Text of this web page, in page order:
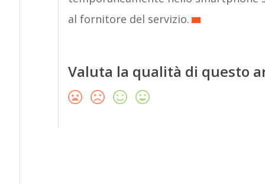
al fornitore del servizio.
Valuta la qualità di questo